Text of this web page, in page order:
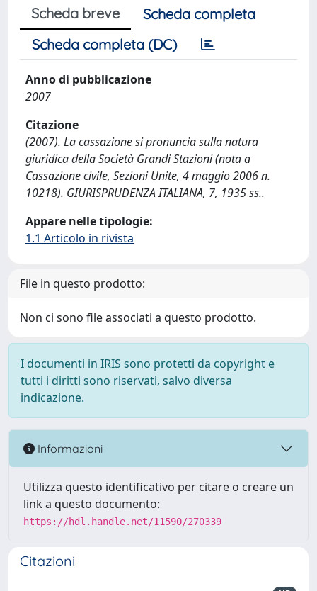
Scheda breve
Scheda completa
Scheda completa (DC)
Anno di pubblicazione
2007
Citazione
(2007). La cassazione si pronuncia sulla natura
giuridica della Società Grandi Stazioni (nota a
Cassazione civile, Sezioni Unite, 4 maggio 2006 n.
10218). GIURISPRUDENZA ITALIANA, 7, 1935 ss..
Appare nelle tipologie:
1.1 Articolo in rivista
File in questo prodotto:
Non ci sono file associati a questo prodotto.
I documenti in IRIS sono protetti da copyright e
tutti i diritti sono riservati, salvo diversa
indicazione.
Informazioni
Utilizza questo identificativo per citare o creare un
link a questo documento:
https://hdl.handle.net/11590/270339
Citazioni